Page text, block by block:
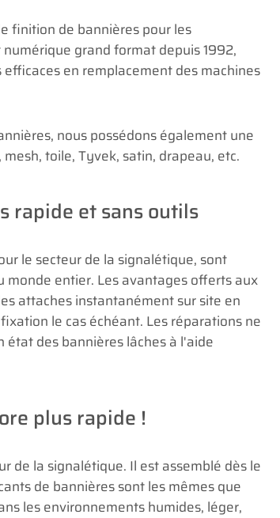
finition de bannières pour les
grand format depuis 1992,
en remplacement des machines
nous possédons également une
toile, Tyvek, satin, drapeau, etc.
rapide et sans outils
le secteur de la signalétique, sont
entier. Les avantages offerts aux
attaches instantanément sur site en
le cas échéant. Les réparations ne
des bannières lâches à l'aide
plus rapide !
de la signalétique. Il est assemblé dès le
de bannières sont les mêmes que
les environnements humides, léger,